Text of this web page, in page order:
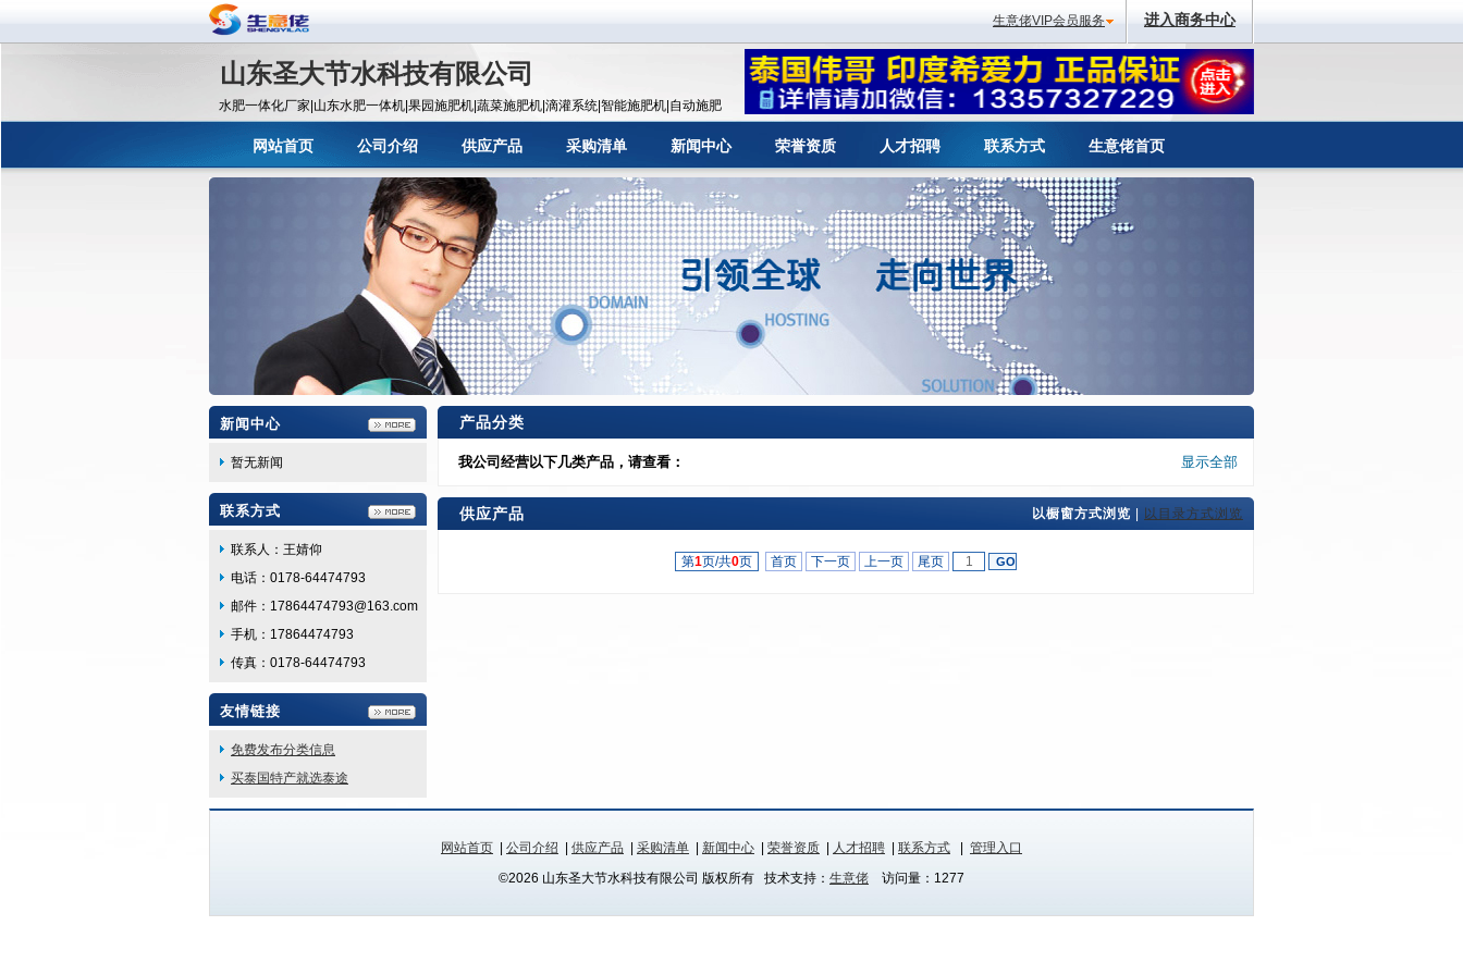
生意佬VIP会员服务 进入商务中心
山东圣大节水科技有限公司
水肥一体化厂家|山东水肥一体机|果园施肥机|蔬菜施肥机|滴灌系统|智能施肥机|自动施肥
机|农业过滤器17864474793机|果树施肥机|蔬菜施肥机|潍坊施肥机|寿光施肥机178644747
网站首页 公司介绍 供应产品 采购清单 新闻中心 荣誉资质 人才招聘 联系方式 生意佬首页
新闻中心
暂无新闻
联系方式
联系人：王婧仰
电话：0178-64474793
邮件：17864474793@163.com
手机：17864474793
传真：0178-64474793
友情链接
免费发布分类信息
买泰国特产就选泰途
产品分类
显示全部
我公司经营以下几类产品，请查看：
以橱窗方式浏览 以目录方式浏览
供应产品
第1页/共0页 首页 下一页 上一页 尾页
网站首页 公司介绍 供应产品 采购清单 新闻中心 荣誉资质 人才招聘 联系方式
管理入口
©2026 山东圣大节水科技有限公司 版权所有 技术支持： 生意佬 访问量：1277